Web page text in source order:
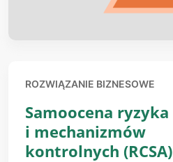
ROZWIĄZANIE BIZNESOWE
Samoocena ryzyka
i mechanizmów
kontrolnych (RCSA)